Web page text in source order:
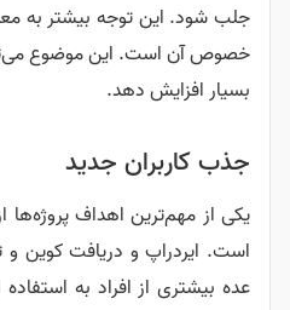
جلب شود. این توجه بیشتر به
خصوص آن است. این موضوع
بسیار افزایش دهد.
جذب کاربران جدید
یکی از مهم‌ترین اهداف پروژه‌ها
است. ایردراپ و دریافت کوین و
عده بیشتری از افراد به